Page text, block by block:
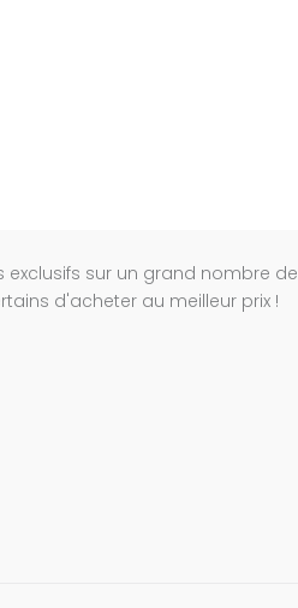
sur un grand nombre de
d'acheter au meilleur prix !